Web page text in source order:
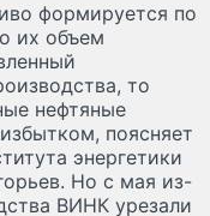
формируется по
их объем
то
нефтяные
поясняет
энергетики
Но с мая из-
ВИНК урезали